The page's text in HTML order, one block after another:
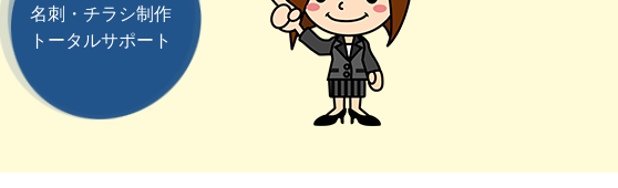
名刺・チラシ制作
トータルサポート